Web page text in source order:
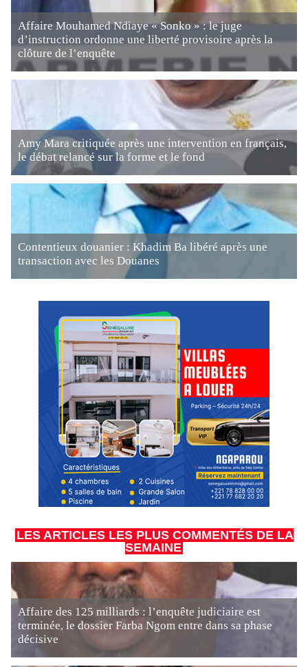
Affaire Mouhamed Ndiaye « Sonko » : le juge
d’instruction ordonne une liberté provisoire après la
clôture de l’enquête
Amy Mara critiquée après une intervention en français,
le débat relancé sur la forme et le fond
Contentieux douanier : Khadim Ba libéré après une
transaction avec les Douanes
LES ARTICLES LES PLUS COMMENTÉS DE LA
SEMAINE
Affaire des 125 milliards : l’enquête judiciaire est
terminée, le dossier Farba Ngom entre dans sa phase
décisive